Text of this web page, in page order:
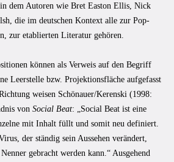
dem Autoren wie Bret Easton Ellis, Nick
die im deutschen Kontext alle zur Pop-
zur etablierten Literatur gehören.
können als Verweis auf den Begriff
Leerstelle bzw. Projektionsfläche aufgefasst
weisen Schönauer/Kerenski (1998:
von Social Beat: „Social Beat ist eine
mit Inhalt füllt und somit neu definiert.
der ständig sein Aussehen verändert,
gebracht werden kann.“ Ausgehend